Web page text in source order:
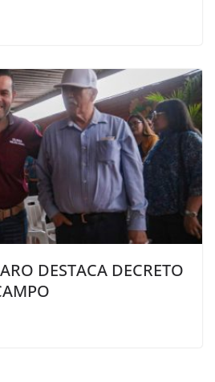
DESTACA DECRETO